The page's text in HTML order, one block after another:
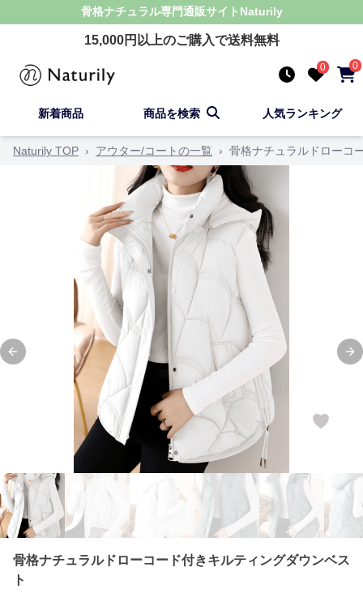
骨格ナチュラル専門通販サイト Naturily
15,000円以上のご購入で送料無料
0 0
新着商品 商品を検索 人気ランキング
Naturily TOP › アウター/コートの一覧 › 骨格ナチュラルドローコ
Previous slide
骨格ナチュラルドローコード付きキルティングダウンベス
ト